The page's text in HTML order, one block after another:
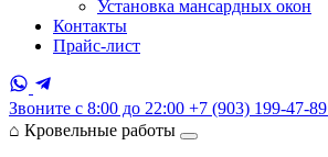
Установка мансардных окон
Контакты
Прайс-лист
Звоните с 8:00 до 22:00 +7 (903) 199-47-89
⌂ Кровельные работы